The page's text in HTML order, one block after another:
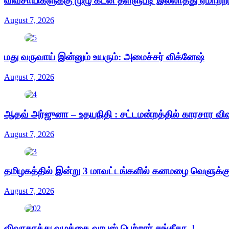
August 7, 2026
மது வருவாய் இன்னும் உயரும்: அமைச்சர் விக்னேஷ்
August 7, 2026
ஆதவ் அர்ஜுனா – உதயநிதி : சட்டமன்றத்தில் காரசார
August 7, 2026
தமிழகத்தில் இன்று 3 மாவட்டங்களில் கனமழை
August 7, 2026